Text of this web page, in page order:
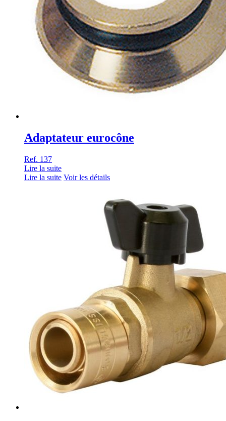
Adaptateur eurocône
Ref. 137
Lire la suite
Lire la suite Voir les détails